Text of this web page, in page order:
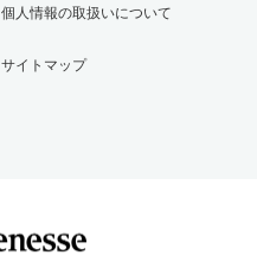
個人情報の取扱いについて
サイトマップ